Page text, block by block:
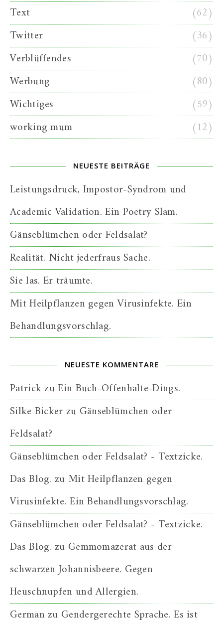
Text
(62)
Twitter
(36)
Verblüffendes
(70)
Werbung
(80)
Wichtiges
(59)
working mum
(12)
NEUESTE BEITRÄGE
Leistungsdruck, Impostor-Syndrom und
Academic Validation. Ein Poetry Slam.
Gänseblümchen oder Feldsalat?
Realität. Nicht jederfraus Sache.
Sie las. Er träumte.
Mit Heilpflanzen gegen Virusinfekte. Ein
Behandlungsvorschlag.
NEUESTE KOMMENTARE
PatrickzuEin Buch-Offenhalte-Dings.
Silke Bickerzu Gänseblümchen oder
Feldsalat?
Gänseblümchen oder Feldsalat? - Textzicke.
Das Blog. zu Mit Heilpflanzen gegen
Virusinfekte. Ein Behandlungsvorschlag.
Gänseblümchen oder Feldsalat? - Textzicke.
Das Blog. zu Gemmomazerat aus der
schwarzen Johannisbeere. Gegen
Heuschnupfen und Allergien.
Germanzu Gendergerechte Sprache. Es ist